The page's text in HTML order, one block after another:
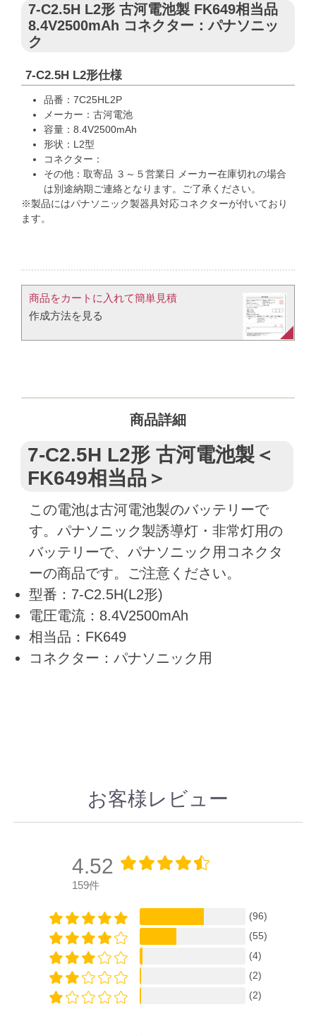
7-C2.5H L2形 古河電池製 FK649相当品
8.4V2500mAh コネクター：パナソニッ
ク
7-C2.5H L2形仕様
品番：7C25HL2P
メーカー：古河電池
容量：8.4V2500mAh
形状：L2型
コネクター：
その他：取寄品 ３～５営業日 メーカー在庫切れの場合
は別途納期ご連絡となります。ご了承ください。
※製品にはパナソニック製器具対応コネクターが付いており
ます。
商品をカートに入れて簡単見積​
作成方法を見る​​
商品詳細
7-C2.5H L2形 古河電池製＜
FK649相当品＞
この電池は古河電池製のバッテリーで
す。パナソニック製誘導灯・非常灯用の
バッテリーで、パナソニック用コネクタ
ーの商品です。ご注意ください。
型番：7-C2.5H(L2形)
電圧電流：8.4V2500mAh
相当品：FK649
コネクター：パナソニック用
お客様レビュー
4.52
159件
(96)
(55)
(4)
(2)
(2)